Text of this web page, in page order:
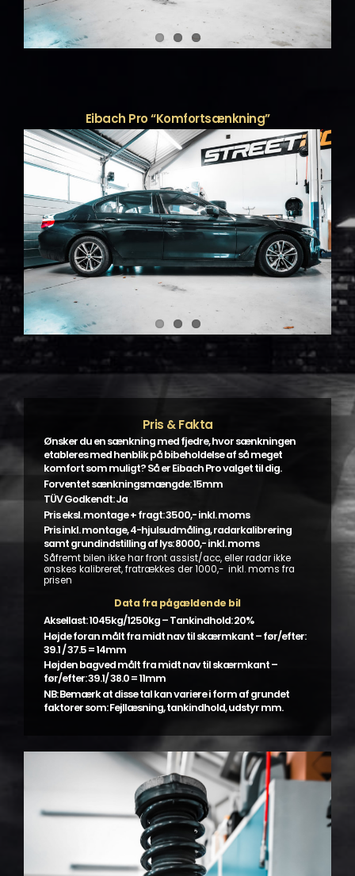
Eibach Pro “Komfortsænkning”
Pris & Fakta
Ønsker du en sænkning med fjedre, hvor sænkningen
etableres med henblik på bibeholdelse af så meget
komfort som muligt? Så er Eibach Pro valget til dig.
Forventet sænkningsmængde: 15mm
TÜV Godkendt: Ja
Pris eksl. montage + fragt: 3500,- inkl. moms
Pris inkl. montage, 4-hjulsudmåling, radarkalibrering
samt grundindstilling af lys: 8000,- inkl. moms
Såfremt bilen ikke har front assist/acc, eller radar ikke
ønskes kalibreret, fratrækkes der 1000,- inkl. moms fra
prisen
Data fra pågældende bil
Aksellast: 1045kg/1250kg – Tankindhold: 20%
Højde foran målt fra midt nav til skærmkant – før/efter:
39.1 / 37.5 = 14mm
Højden bagved målt fra midt nav til skærmkant –
før/efter: 39.1/ 38.0 = 11mm
NB: Bemærk at disse tal kan variere i form af grundet
faktorer som: Fejllæsning, tankindhold, udstyr mm.